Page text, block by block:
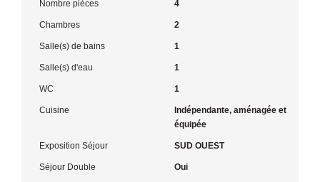
Nombre pièces 4
Chambres 2
Salle(s) de bains 1
Salle(s) d'eau 1
WC 1
Cuisine
Indépendante, aménagée et
équipée
Exposition Séjour SUD OUEST
Séjour Double Oui